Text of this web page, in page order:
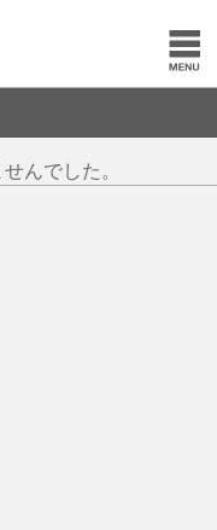
んでした。